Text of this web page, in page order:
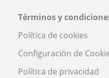
Términos y
Política de cookies
Configuración de
Política de privacidad